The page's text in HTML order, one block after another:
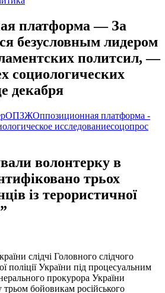
платформа — За
безусловным лидером
политсил, —
социологических
декабря
ОПЗЖОппозиционная платформа -
исследованиесоцопрос
волонтерку в
трьох
із терористичної
слідчі Головного слідчого
поліції України під процесуальним
прокурора України
бойовикам російського